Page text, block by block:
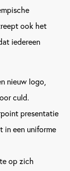
ook het
iedereen
nieuw logo,
culd.
presentatie
in een uniforme
op zich